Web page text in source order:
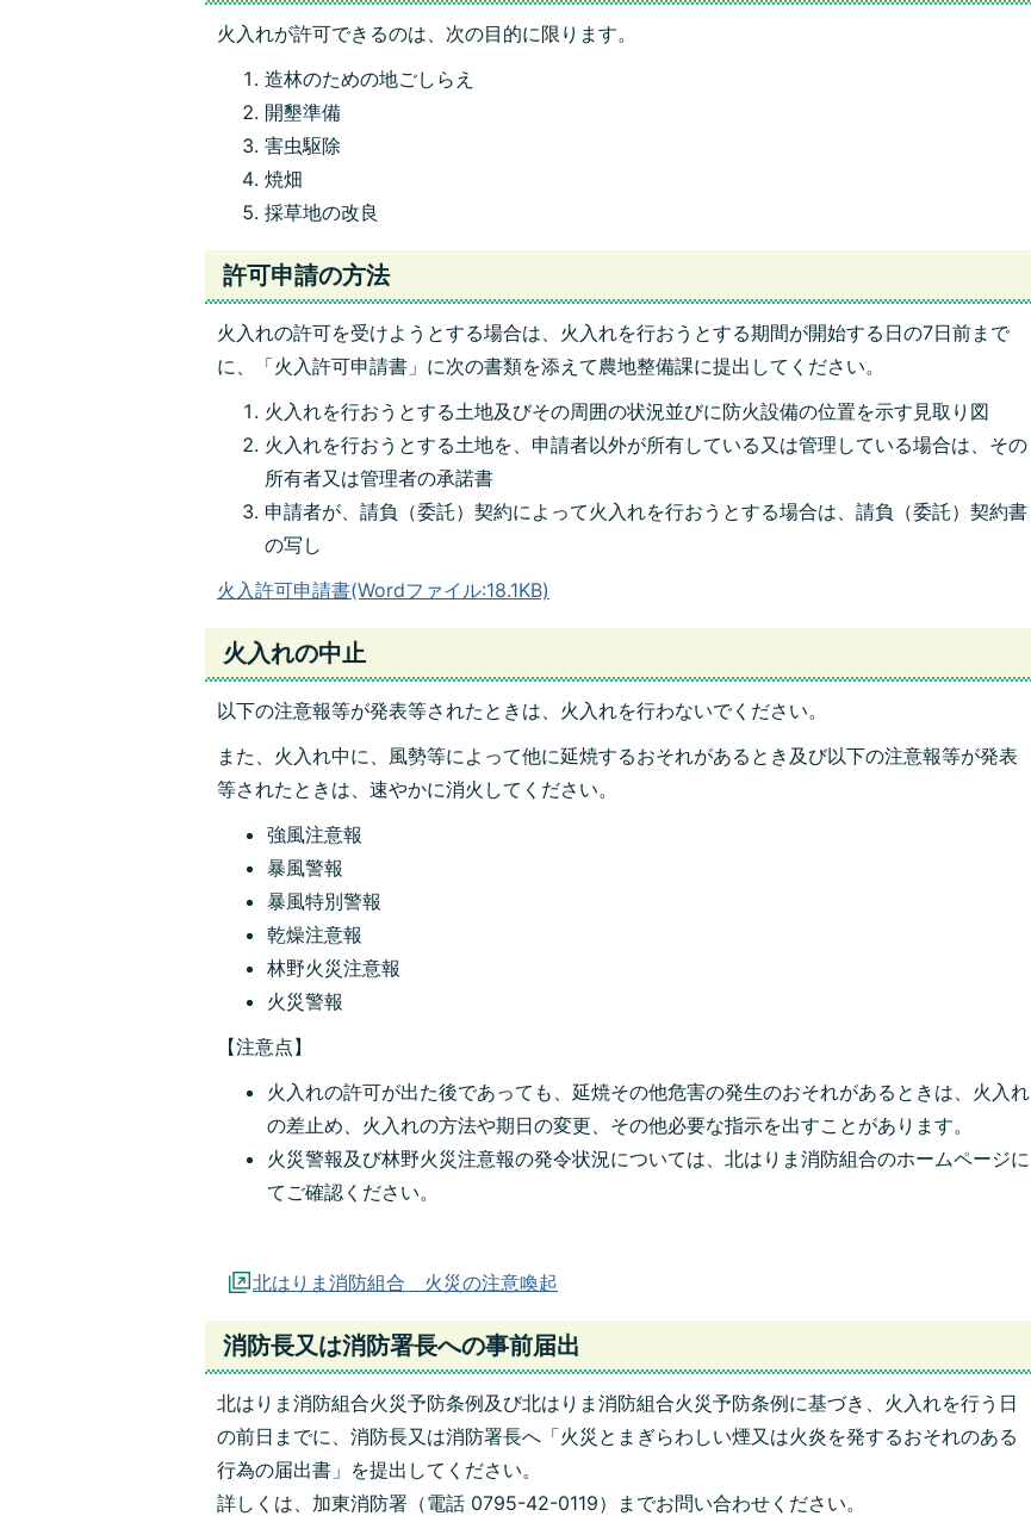
火入れが許可できるのは、次の目的に限ります。
造林のための地ごしらえ
開墾準備
害虫駆除
焼畑
採草地の改良
許可申請の方法
火入れの許可を受けようとする場合は、火入れを行おうとする期間が開始する日の7日前まで
に、「火入許可申請書」に次の書類を添えて農地整備課に提出してください。
火入れを行おうとする土地及びその周囲の状況並びに防火設備の位置を示す見取り図
火入れを行おうとする土地を、申請者以外が所有している又は管理している場合は、その
所有者又は管理者の承諾書
申請者が、請負（委託）契約によって火入れを行おうとする場合は、請負（委託）契約書
の写し
火入許可申請書(Wordファイル:18.1KB)
火入れの中止
以下の注意報等が発表等されたときは、火入れを行わないでください。
また、火入れ中に、風勢等によって他に延焼するおそれがあるとき及び以下の注意報等が発表
等されたときは、速やかに消火してください。
強風注意報
暴風警報
暴風特別警報
乾燥注意報
林野火災注意報
火災警報
【注意点】
火入れの許可が出た後であっても、延焼その他危害の発生のおそれがあるときは、火入れ
の差止め、火入れの方法や期日の変更、その他必要な指示を出すことがあります。
火災警報及び林野火災注意報の発令状況については、北はりま消防組合のホームページに
てご確認ください。
北はりま消防組合 火災の注意喚起
消防長又は消防署長への事前届出
北はりま消防組合火災予防条例及び北はり ま消防組合火災予防条例に基づき、火入れを行う日
の前日までに、消防長又は消防署長へ「火災とまぎらわしい煙又は火炎を発するおそれのある
行為の届出書」を提出してください。
詳しくは、加東消防署（電話 0795-42-0119）までお問い合わせください。